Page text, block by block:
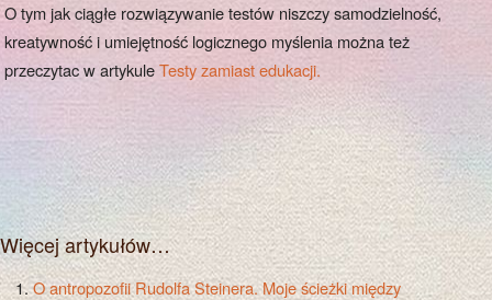
O tym jak ciągłe rozwiązywanie testów niszczy samodzielność,
kreatywność i umiejętność logicznego myślenia można też
przeczytac w artykuleTesty zamiast edukacji.
Więcej artykułów…
O antropozofii Rudolfa Steinera. Moje ścieżki między